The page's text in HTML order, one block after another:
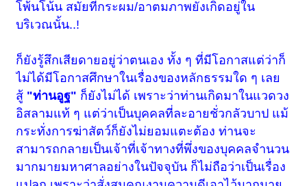
โพ้นโน้น สมัยที่กระผม/อาตมภาพยังเกิดอยู่ใน
บริเวณนั้น..!
ก็ยังรู้สึกเสียดายอยู่ว่าตนเอง ทั้ง ๆ ที่มีโอกาสแต่ว่าก็
ไม่ได้มีโอกาสศึกษาในเรื่องของหลักธรรมใด ๆ เลย
สู้ "ท่านอูฐ" ก็ยังไม่ได้ เพราะว่าท่านเกิดมาในแวดวง
อิสลามแท้ ๆ แต่ว่าเป็นบุคคลที่ละอายชั่วกลัวบาป แม้
กระทั่งการฆ่าสัตว์ก็ยังไม่ยอมแตะต้อง ท่านจะ
สามารถกลายเป็นเจ้าที่เจ้าทางที่พึ่งของบุคคลจำนวน
มากมายมหาศาลอย่างในปัจจุบัน ก็ไม่ถือว่าเป็นเรื่อง